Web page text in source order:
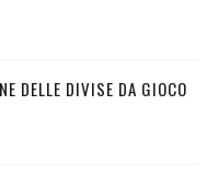
DELLE DIVISE DA GIOCO